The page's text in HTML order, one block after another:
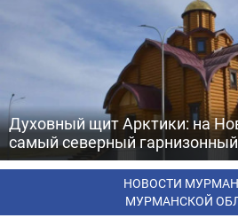
Духовный щит Арктики: на
самый северный
НОВОСТИ
МУРМАНСКОЙ